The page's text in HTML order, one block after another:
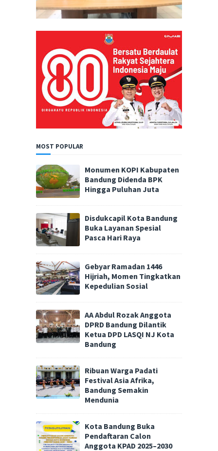
MOST POPULAR
Monumen KOPI Kabupaten
Bandung Didenda BPK
Hingga Puluhan Juta
Disdukcapil Kota Bandung
Buka Layanan Spesial
Pasca Hari Raya
Gebyar Ramadan 1446
Hijriah, Momen Tingkatkan
Kepedulian Sosial
AA Abdul Rozak Anggota
DPRD Bandung Dilantik
Ketua DPD LASQI NJ Kota
Bandung
Ribuan Warga Padati
Festival Asia Afrika,
Bandung Semakin
Mendunia
Kota Bandung Buka
Pendaftaran Calon
Anggota KPAD 2025–2030